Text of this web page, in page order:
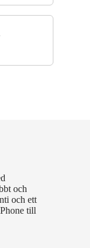
och
och ett
till